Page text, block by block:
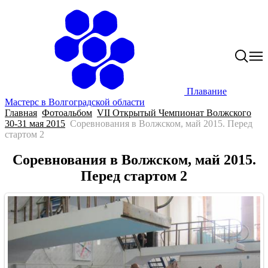
Плавание
Мастерс в Волгоградской области
Главная Фотоальбом VII Открытый Чемпионат Волжского
30-31 мая 2015 Соревнования в Волжском, май 2015. Перед
стартом 2
Соревнования в Волжском, май 2015.
Перед стартом 2